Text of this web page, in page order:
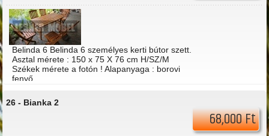
Belinda 6 Belinda 6 személyes kerti bútor szett.
Asztal mérete : 150 x 75 X 76 cm H/SZ/M
Székek mérete a fotón ! Alapanyaga : borovi
fenyő
26 - Bianka 2
68,000 Ft